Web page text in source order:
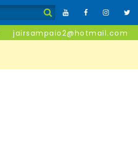
jairsampaio2@hotmail.com